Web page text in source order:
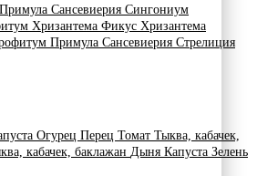
Примула Сансевиерия Сингониум
Хризантема Фикус Хризантема
Примула Сансевиерия Стрелиция
Огурец Перец Томат Тыква, кабачек,
кабачек, баклажан Дыня Капуста Зелень